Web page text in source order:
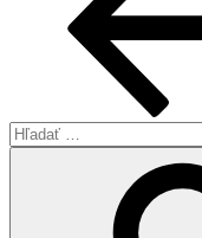
Hľadať: